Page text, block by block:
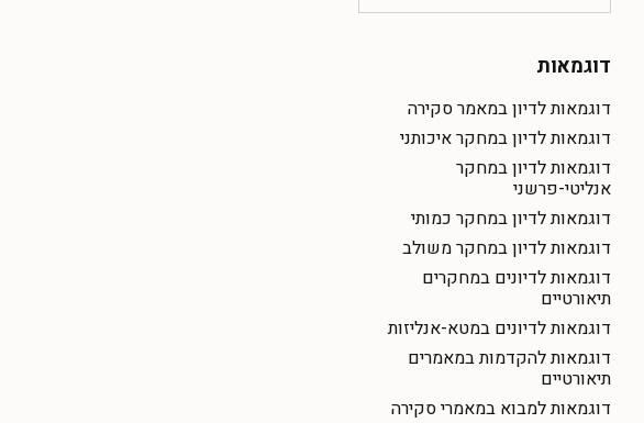
דוגמאות
דוגמאות לדיון במאמר סקירה
דוגמאות לדיון במחקר איכותני
דוגמאות לדיון במחקר
אנליטי-פרשני
דוגמאות לדיון במחקר כמותי
דוגמאות לדיון במחקר משולב
דוגמאות לדיונים במחקרים
תיאורטיים
דוגמאות לדיונים במטא-אנליזות
דוגמאות להקדמות במאמרים
תיאורטיים
דוגמאות למבוא במאמרי סקירה